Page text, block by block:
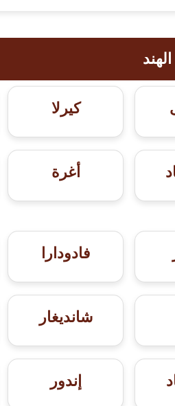
كيرلا
أغرة
فادودارا
شانديغار
إندور